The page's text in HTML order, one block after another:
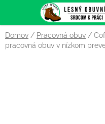
obsah
Domov / Pracovná obuv /
pracovná obuv v nízkom